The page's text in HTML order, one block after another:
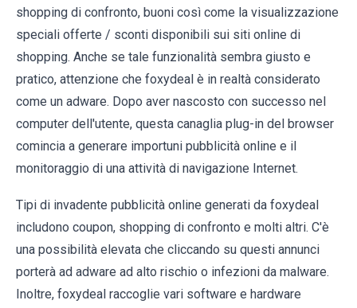
shopping di confronto, buoni così come la visualizzazione
speciali offerte / sconti disponibili sui siti online di
shopping. Anche se tale funzionalità sembra giusto e
pratico, attenzione che foxydeal è in realtà considerato
come un adware. Dopo aver nascosto con successo nel
computer dell'utente, questa canaglia plug-in del browser
comincia a generare importuni pubblicità online e il
monitoraggio di una attività di navigazione Internet.
Tipi di invadente pubblicità online generati da foxydeal
includono coupon, shopping di confronto e molti altri. C'è
una possibilità elevata che cliccando su questi annunci
porterà ad adware ad alto rischio o infezioni da malware.
Inoltre, foxydeal raccoglie vari software e hardware